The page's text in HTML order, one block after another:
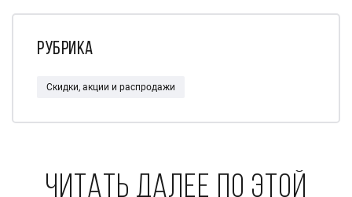
Рубрика
Скидки, акции и распродажи
Читать далее по этой